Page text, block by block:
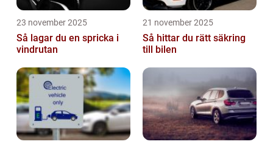
23 november 2025
Så lagar du en spricka i
vindrutan
21 november 2025
Så hittar du rätt säkring
till bilen